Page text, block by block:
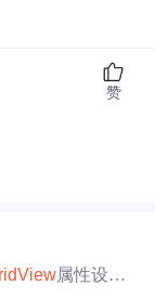
赞
属性设置